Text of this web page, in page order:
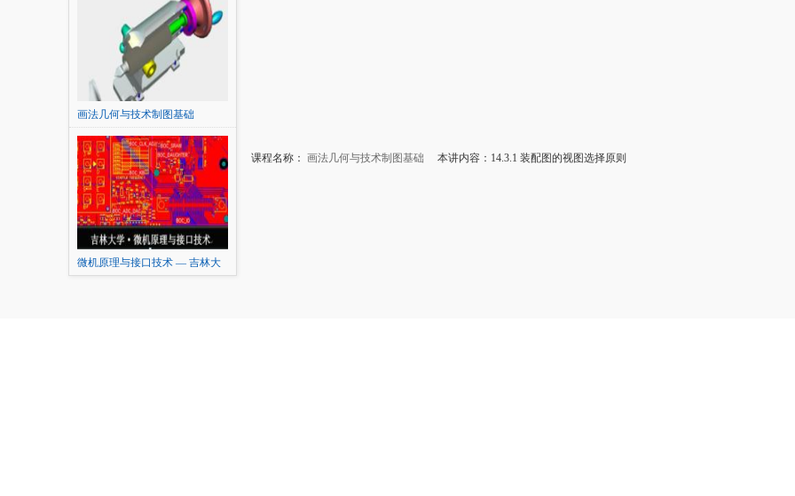
画法几何与技术制图基础
微机原理与接口技术 — 吉林大
课程名称： 画法几何与技术制图基础 本讲内容：14.3.1 装配图的视图选择原则